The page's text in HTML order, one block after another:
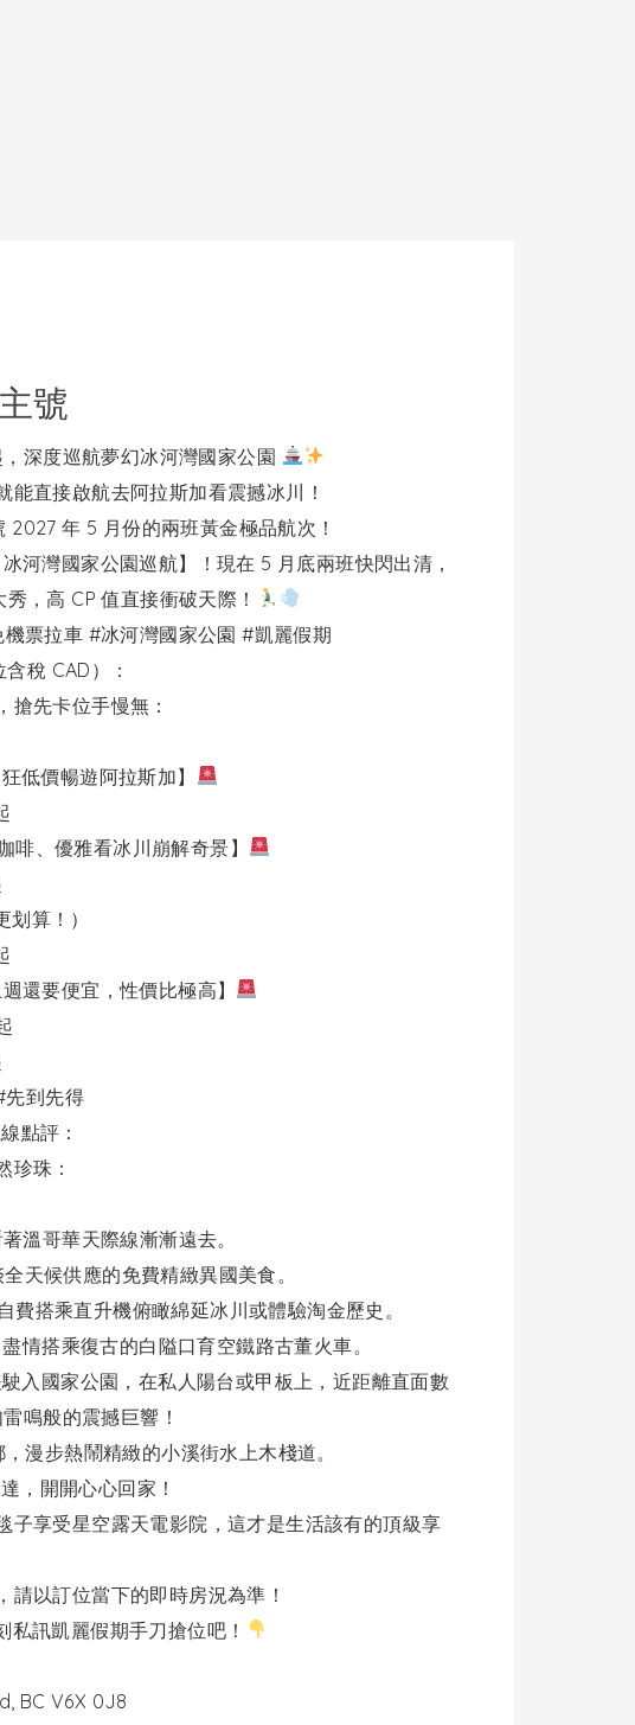
號
深度巡航夢幻冰河灣國家公園
直接啟航去阿拉斯加看震撼冰川！
年 5 月份的兩班黃金極品航次！
河灣國家公園巡航】！現在 5 月底兩班快閃出清，
，高 CP 值直接衝破天際！
票拉車 #冰河灣國家公園 #凱麗假期
稅 CAD）：
先卡位手慢無：
低價暢遊阿拉斯加】
啡、優雅看冰川崩解奇景】
算！）
還要便宜，性價比極高】
到先得
點評：
珍珠：
溫哥華天際線漸漸遠去。
天候供應的免費精緻異國美食。
搭乘直升機俯瞰綿延冰川或體驗淘金歷史。
情搭乘復古的白隘口育空鐵路古董火車。
入國家公園，在私人陽台或甲板上，近距離直面數
鳴般的震撼巨響！
漫步熱鬧精緻的小溪街水上木棧道。
，開開心心回家！
享受星空露天電影院，這才是生活該有的頂級享
以訂位當下的即時房況為準！
訊凱麗假期手刀搶位吧！
BC V6X 0J8